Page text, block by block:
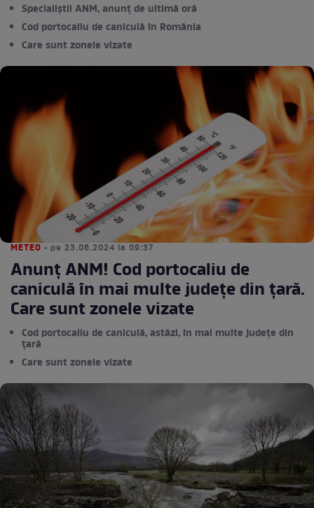
Specialiștii ANM, anunț de ultimă oră
Cod portocaliu de caniculă în România
Care sunt zonele vizate
METEO • pe 23.06.2024 la 09:37
Anunț ANM! Cod portocaliu de
caniculă în mai multe județe din țară.
Care sunt zonele vizate
Cod portocaliu de caniculă, astăzi, în mai multe județe din
țară
Care sunt zonele vizate